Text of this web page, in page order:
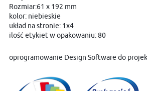
Rozmiar:61 x 192 mm
kolor: niebieskie
układ na stronie: 1x4
ilość etykiet w opakowaniu: 80
oprogramowanie Design Software do